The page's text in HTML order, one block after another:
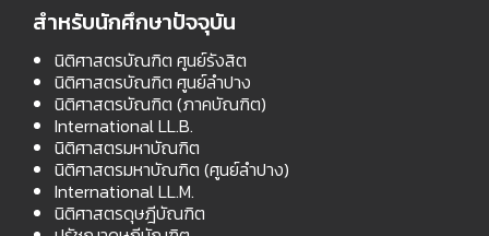
สำหรับนักศึกษาปัจจุบัน
นิติศาสตรบัณฑิต ศูนย์รังสิต
นิติศาสตรบัณฑิต ศูนย์ลำปาง
นิติศาสตรบัณฑิต (ภาคบัณฑิต)
International LL.B.
นิติศาสตรมหาบัณฑิต
นิติศาสตรมหาบัณฑิต (ศูนย์ลำปาง)
International LL.M.
นิติศาสตรดุษฎีบัณฑิต